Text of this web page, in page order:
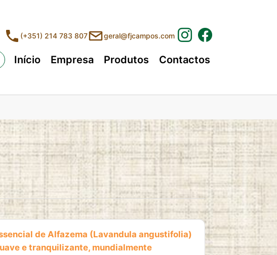
(+351) 214 783 807 geral@fjcampos.com
Início Empresa Produtos Contactos
de Alfazema (Lavandula angustifolia)
e tranquilizante, mundialmente